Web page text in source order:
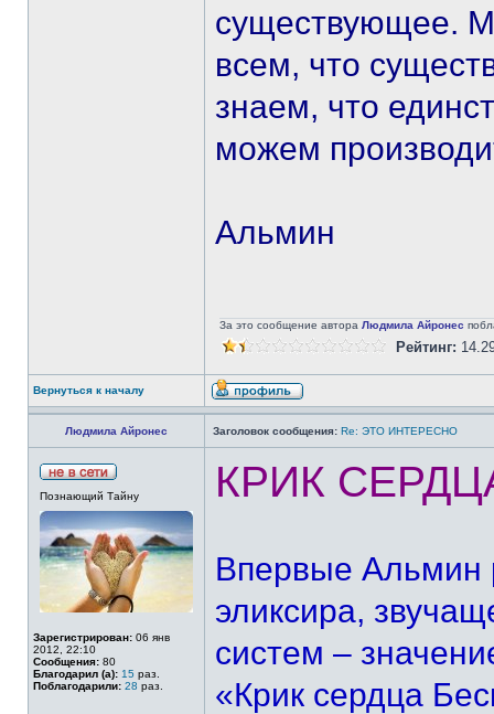
существующее.
всем, что
знаем, что
можем
Альмин
За это сообщение автора Людмила Айронес
Рейтинг:
Вернуться к началу
Людмила Айронес Заголовок сообщения: Re: ЭТО ИНТЕРЕСНО
Познающий Тайну
Зарегистрирован: 06 янв
2012, 22:10
Сообщения: 80
Благодарил (а): 15 раз.
Поблагодарили: 28 раз.
КРИК
Впервые Альмин
эликсира,
систем –
«Крик сердца